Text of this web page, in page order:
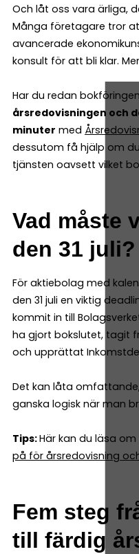
Och låt oss vara ärliga,
Många företagare tror
avancerade
konsult för att bli klar.
Har du redan
årsredovisningen och
minuter med
dessutom få hjälp om
tjänsten oavsett vilket
Vad måste
den 31 juli?
För aktiebolag med
den 31 juli en viktig
kommit in till
ha gjort bokslutet, tagit
och upprättat
Det kan låta
ganska logisk när man
Tips:Här kan du läsa om
på för årsredovisning
Fem steg
till färdig